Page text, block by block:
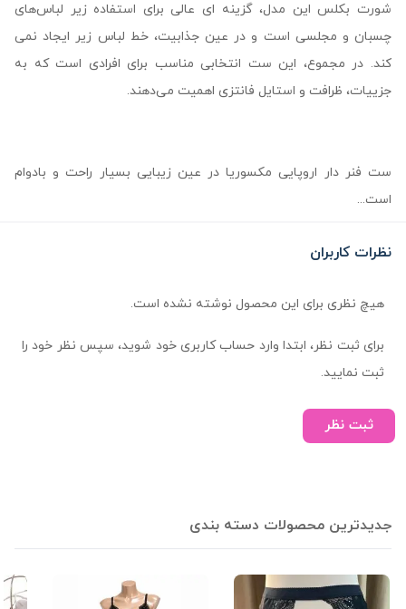
شورت بکلس این مدل، گزینه‌ ای عالی برای استفاده زیر لباس‌های
چسبان و مجلسی است و در عین جذابیت، خط لباس زیر ایجاد نمی‌
کند. در مجموع، این ست انتخابی مناسب برای افرادی است که به
جزییات، ظرافت و استایل فانتزی اهمیت می‌دهند.
ست فنر دار اروپایی مکسوریا در عین زیبایی بسیار راحت و بادوام
است...
نظرات کاربران
هیچ نظری برای این محصول نوشته نشده است.
برای ثبت نظر، ابتدا وارد حساب کاربری خود شوید، سپس نظر خود را
ثبت نمایید.
ثبت نظر
جدیدترین محصولات دسته بندی